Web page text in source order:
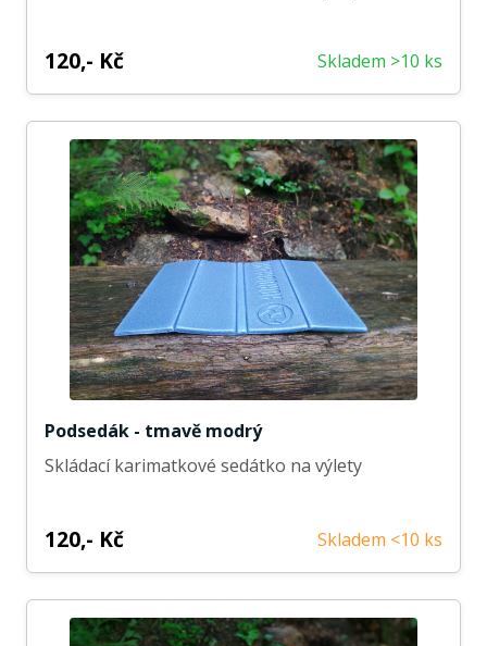
120,- Kč Skladem >10 ks
Podsedák - tmavě modrý
Skládací karimatkové sedátko na výlety
120,- Kč Skladem <10 ks